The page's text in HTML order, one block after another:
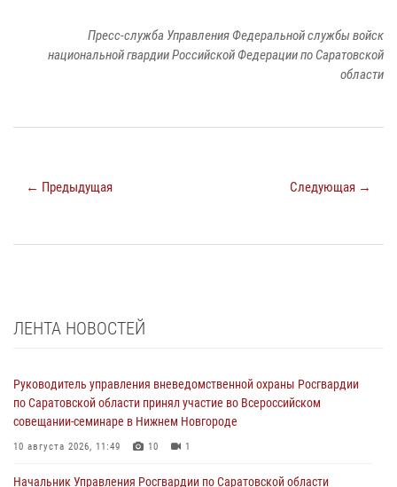
Пресс-служба Управления Федеральной службы войск
национальной гвардии Российской Федерации по Саратовской
области
← Предыдущая Следующая →
ЛЕНТА НОВОСТЕЙ
Руководитель управления вневедомственной охраны Росгвардии
по Саратовской области принял участие во Всероссийском
совещании-семинаре в Нижнем Новгороде
10 августа 2026, 11:49 10 1
Начальник Управления Росгвардии по Саратовской области